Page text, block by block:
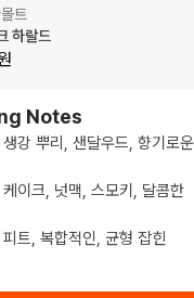
트
하랄드
Notes
생강 뿌리, 샌달우드, 향기로운
케이크, 넛맥, 스모키, 달콤한
피트, 복합적인, 균형 잡힌